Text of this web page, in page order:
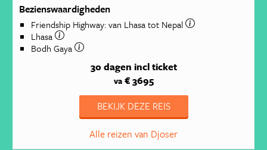
Bezienswaardigheden
Friendship Highway: van Lhasa tot Nepal
Lhasa
Bodh Gaya
30 dagen incl ticket
va€ 3695
BEKIJK DEZE REIS
Alle reizen van Djoser